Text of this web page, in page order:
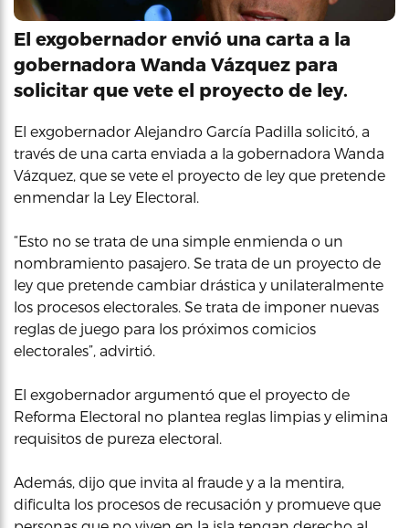
El exgobernador envió una carta a la
gobernadora Wanda Vázquez para
solicitar que vete el proyecto de ley.
El exgobernador Alejandro García Padilla solicitó, a
través de una carta enviada a la gobernadora Wanda
Vázquez, que se vete el proyecto de ley que pretende
enmendar la Ley Electoral.
“Esto no se trata de una simple enmienda o un
nombramiento pasajero. Se trata de un proyecto de
ley que pretende cambiar drástica y unilateralmente
los procesos electorales. Se trata de imponer nuevas
reglas de juego para los próximos comicios
electorales”, advirtió.
El exgobernador argumentó que el proyecto de
Reforma Electoral no plantea reglas limpias y elimina
requisitos de pureza electoral.
Además, dijo que invita al fraude y a la mentira,
dificulta los procesos de recusación y promueve que